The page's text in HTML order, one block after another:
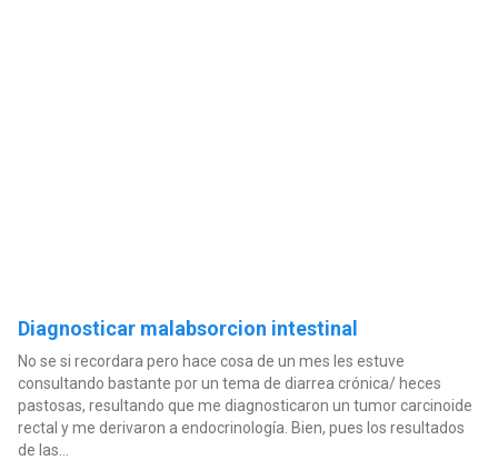
Diagnosticar malabsorcion intestinal
No se si recordara pero hace cosa de un mes les estuve
consultando bastante por un tema de diarrea crónica/ heces
pastosas, resultando que me diagnosticaron un tumor carcinoide
rectal y me derivaron a endocrinología. Bien, pues los resultados
de las...